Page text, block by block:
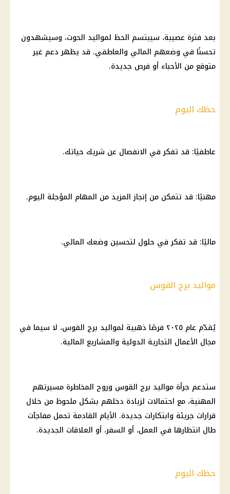
بعد فترة عصيبة، سيبتسم الحظ لمواليد الحوت، وسيشهدون
تحسنًا في وضعهم المالي والعاطفي. قد يظهر دعم غير
متوقع من الأحباء أو فرص جديدة.
حظك اليوم
عاطفيًا: قد تفكر في الانفصال عن شريك حياتك.
مهنيًا: قد تتمكن من إنجاز المزيد من المهام المؤجلة اليوم.
ماليًا: قد تفكر في حلول لتحسين وضعك المالي.
مواليد برج القوس
يُقدّم عام ٢٠٢٥ فرصًا ذهبية لمواليد برج القوس، لا سيما في
مجال الأعمال التجارية الدولية والمشاريع المالية.
ستدعم جرأة مواليد برج القوس وروح المخاطرة مسيرتهم
المهنية، مع احتمالات لزيادة دخلهم بشكل ملحوظ من خلال
قرارات جريئة وابتكارات جديدة. الأيام القادمة تحمل مفاجآت
طال انتظارها في العمل، أو السفر، أو العلاقات الجديدة.
حظك اليوم